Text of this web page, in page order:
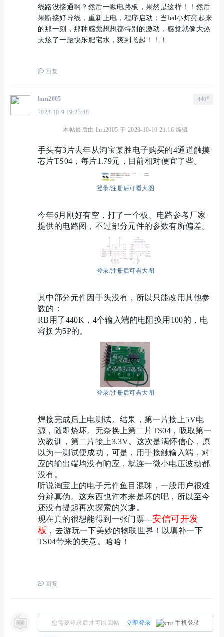
线路没接通啊？然后一瞅电路板，果然是这样！！然后
果断接好导线，重新上电，程序启动；当led小灯亮起来
的那一刻，那种感觉想想都特别的激动，感觉就像大热
天炫了一瓶快乐肥宅水，爽到飞起！！！
回复
440#
lmn2005
2023-10-9 19:23:48
本帖最后由 lmn2005 于 2023-10-10 21:16 编辑
手头有3片去年从淘宝某胜电子购买的4通道触摸
芯片TS04，每片1.79元，目前相对便宜了些。
登录/注册后可看大图
今年6月刚好有空，打了一个板。电路参考厂家
提供的电路图，不过部分元件的参数有所偏差。
登录/注册后可看大图
其中部分元件因手头没有，所以只能改用其他参
数的：
RB用了440K，4个输入端的电阻换用100的，电
容换为5P的。
登录/注册后可看大图
焊接完成后上电测试。结果，第一片接上5V电
源，随即烧坏。无奈换上第二片TS04，吸取第一
次教训，第二片接上3.3V。这次是满怀信心，原
以为一测试便成功，可是，用手接触输入端，对
应的输出端均没有响应，就连一微小电压波动都
没有。
听说淘宝上的电子元件鱼目混珠，一般用户很难
分辨真伪。这东西也许本来是坏的吧，所以至今
还没有提起再次探索的兴趣。
现在真的很想能得到一张门票---安信可开发
板 ，去游玩一下美妙的物联世界！ 以填补一下
TS04带来的失意。哈哈！
回复
您需要登录后才可以回帖 立即登录 手机登录